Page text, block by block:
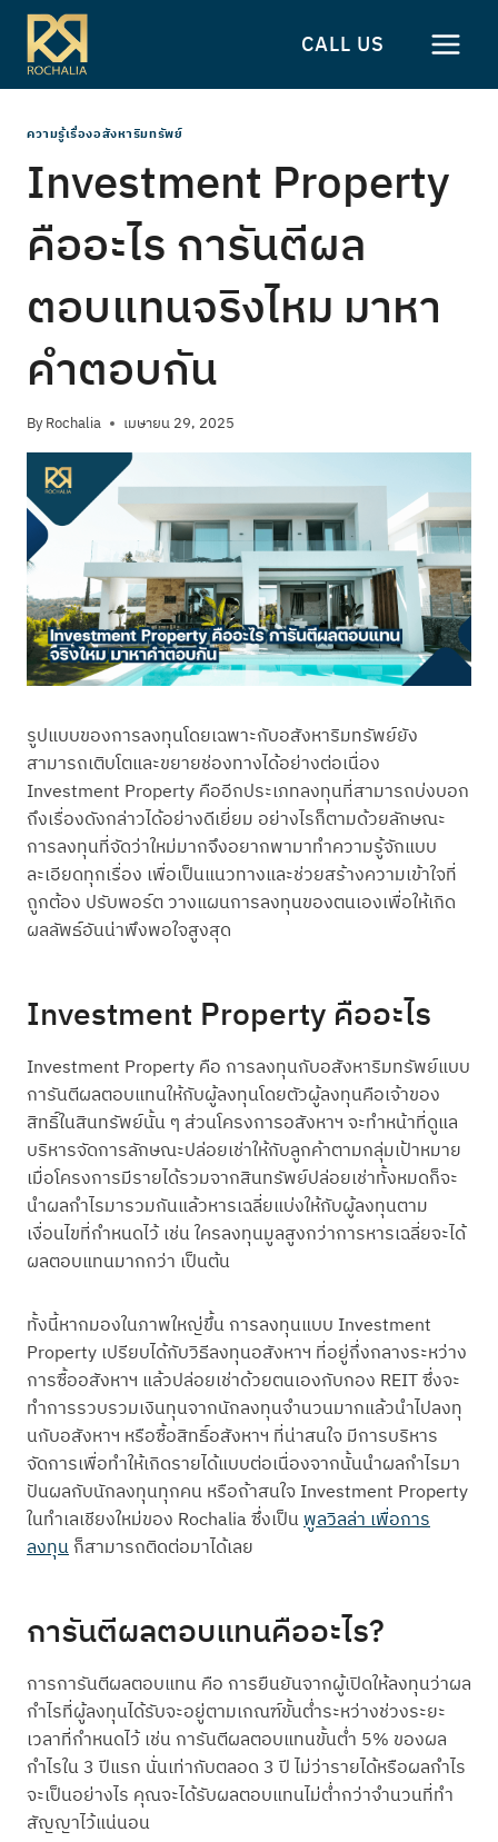
Skip
content
CALL US
ความรู้เรื่องอสังหาริมทรัพย์
Investment Property
คืออะไร การันตีผล
ตอบแทนจริงไหม มาหา
คำตอบกัน
By Rochalia เมษายน 29, 2025
รูปแบบของการลงทุนโดยเฉพาะกับอสังหาริมทรัพย์ยัง
สามารถเติบโตและขยายช่องทางได้อย่างต่อเนื่อง
Investment Property คืออีกประเภทลงทุนที่สามารถบ่งบอก
ถึงเรื่องดังกล่าวได้อย่างดีเยี่ยม อย่างไรก็ตามด้วยลักษณะ
การลงทุนที่จัดว่าใหม่มากจึงอยากพามาทำความรู้จักแบบ
ละเอียดทุกเรื่อง เพื่อเป็นแนวทางและช่วยสร้างความเข้าใจที่
ถูกต้อง ปรับพอร์ต วางแผนการลงทุนของตนเองเพื่อให้เกิด
ผลลัพธ์อันน่าพึงพอใจสูงสุด
Investment Property คืออะไร
Investment Property คือ การลงทุนกับอสังหาริมทรัพย์แบบ
การันตีผลตอบแทนให้กับผู้ลงทุนโดยตัวผู้ลงทุนคือเจ้าของ
สิทธิ์ในสินทรัพย์นั้น ๆ ส่วนโครงการอสังหาฯ จะทำหน้าที่ดูแล
บริหารจัดการลักษณะปล่อยเช่าให้กับลูกค้าตามกลุ่มเป้าหมาย
เมื่อโครงการมีรายได้รวมจากสินทรัพย์ปล่อยเช่าทั้งหมดก็จะ
นำผลกำไรมารวมกันแล้วหารเฉลี่ยแบ่งให้กับผู้ลงทุนตาม
เงื่อนไขที่กำหนดไว้ เช่น ใครลงทุนมูลสูงกว่าการหารเฉลี่ยจะได้
ผลตอบแทนมากกว่า เป็นต้น
ทั้งนี้หากมองในภาพใหญ่ขึ้น การลงทุนแบบ Investment
Property เปรียบได้กับวิธีลงทุนอสังหาฯ ที่อยู่กึ่งกลางระหว่าง
การซื้ออสังหาฯ แล้วปล่อยเช่าด้วยตนเองกับกอง REIT ซึ่งจะ
ทำการรวบรวมเงินทุนจากนักลงทุนจำนวนมากแล้วนำไปลงทุ
นกับอสังหาฯ หรือซื้อสิทธิ์อสังหาฯ ที่น่าสนใจ มีการบริหาร
จัดการเพื่อทำให้เกิดรายได้แบบต่อเนื่องจากนั้นนำผลกำไรมา
ปันผลกับนักลงทุนทุกคน หรือถ้าสนใจ Investment Property
ในทำเลเชียงใหม่ของ Rochalia ซึ่งเป็น พูลวิลล่า เพื่อการ
ลงทุน ก็สามารถติดต่อมาได้เลย
การันตีผลตอบแทนคืออะไร?
การการันตีผลตอบแทน คือ การยืนยันจากผู้เปิดให้ลงทุนว่าผล
กำไรที่ผู้ลงทุนได้รับจะอยู่ตามเกณฑ์ขั้นต่ำระหว่างช่วงระยะ
เวลาที่กำหนดไว้ เช่น การันตีผลตอบแทนขั้นต่ำ 5% ของผล
กำไรใน 3 ปีแรก นั่นเท่ากับตลอด 3 ปี ไม่ว่ารายได้หรือผลกำไร
จะเป็นอย่างไร คุณจะได้รับผลตอบแทนไม่ต่ำกว่าจำนวนที่ทำ
สัญญาไว้แน่นอน